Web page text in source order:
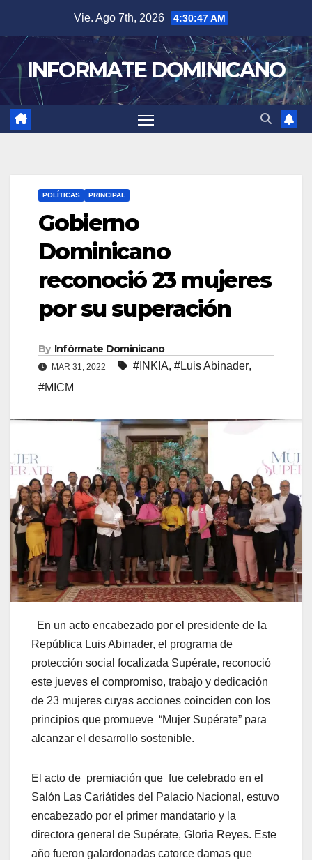
content
Vie. Ago 7th, 2026 4:30:48 AM
INFORMATE DOMINICANO
POLÍTICAS PRINCIPAL
Gobierno
Dominicano
reconoció 23 mujeres
por su superación
By Infórmate Dominicano
MAR 31, 2022 #INKIA, #Luis Abinader,
#MICM
En un acto encabezado por el presidente de la
República Luis Abinader, el programa de
protección social focalizada Supérate, reconoció
este jueves el compromiso, trabajo y dedicación
de 23 mujeres cuyas acciones coinciden con los
principios que promueve “Mujer Supérate” para
alcanzar el desarrollo sostenible.
El acto de premiación que fue celebrado en el
Salón Las Cariátides del Palacio Nacional, estuvo
encabezado por el primer mandatario y la
directora general de Supérate, Gloria Reyes. Este
año fueron galardonadas catorce damas que